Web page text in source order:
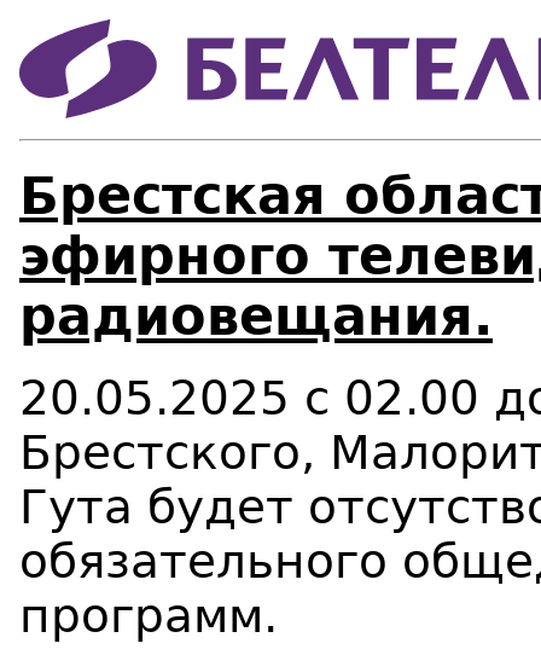
Брестская
эфирного
радиовещания.
20.05.2025 с 02.00
Брестского,
Гута будет
обязательного
программ.